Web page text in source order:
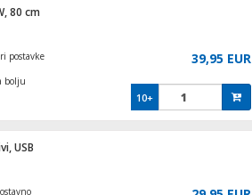
80 cm
postavke
bolju
koji se
39,95 EUR
10+
USB